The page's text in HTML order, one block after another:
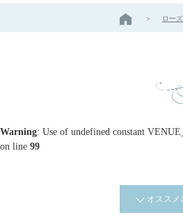
ロー
Warning: Use of undefined constant
on line 99
オススメ